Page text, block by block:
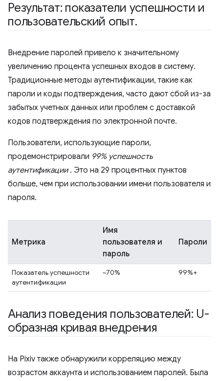
Результат: показатели успешности и
пользовательский опыт.
Внедрение паролей привело к значительному
увеличению процента успешных входов в систему.
Традиционные методы аутентификации, такие как
пароли и коды подтверждения, часто дают сбой из-за
забытых учетных данных или проблем с доставкой
кодов подтверждения по электронной почте.
Пользователи, использующие пароли,
продемонстрировали 99% успешность
аутентификации. Это на 29 процентных пунктов
больше, чем при использовании имени пользователя и
пароля.
Метрика
Имя
пользователя и
пароль
Пароли
Показатель успешности
аутентификации
~70% 99%+
Анализ поведения пользователей: U-
образная кривая внедрения
На Pixiv также обнаружили корреляцию между
возрастом аккаунта и использованием паролей. Была